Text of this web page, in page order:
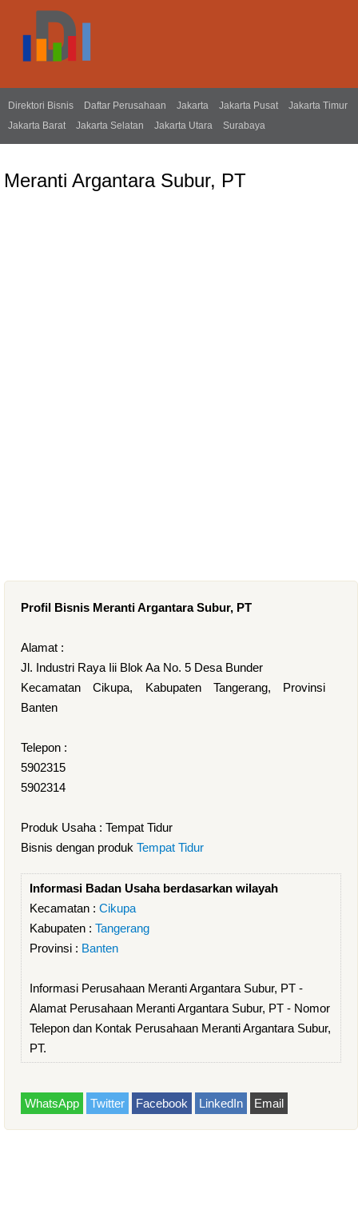
Direktori Bisnis Daftar Perusahaan Jakarta Jakarta Pusat
Jakarta Timur
Jakarta Barat
Jakarta Selatan Jakarta Utara Surabaya
Meranti Argantara Subur, PT
Profil Bisnis Meranti Argantara Subur, PT
Alamat :
Jl. Industri Raya Iii Blok Aa No. 5 Desa Bunder
Kecamatan Cikupa, Kabupaten Tangerang, Provinsi
Banten
Telepon :
5902315
5902314
Produk Usaha : Tempat Tidur
Bisnis dengan produk Tempat Tidur
Informasi Badan Usaha berdasarkan wilayah
Kecamatan : Cikupa
Kabupaten : Tangerang
Provinsi : Banten
Informasi Perusahaan Meranti Argantara Subur, PT -
Alamat Perusahaan Meranti Argantara Subur, PT - Nomor
Telepon dan Kontak Perusahaan Meranti Argantara Subur,
PT.
WhatsApp Twitter Facebook LinkedIn Email